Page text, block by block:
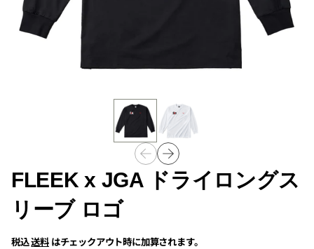
FLEEK x JGA ドライロングス
リーブ ロゴ
税込送料 はチェックアウト時に加算されます。